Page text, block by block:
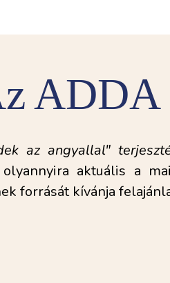
ADDA
az angyallal"
olyannyira aktuális a
forrását kívánja